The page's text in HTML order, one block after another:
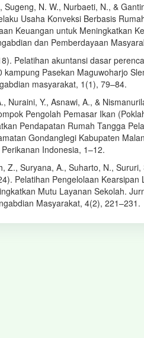
Sugeng, N. W., Nurbaeti, N., &
Usaha Konveksi Berbasis
Keuangan untuk Meningkatkan
dan Pemberdayaan
Pelatihan akuntansi dasar
kampung Pasekan Maguwoharjo
masyarakat, 1(1), 79–84.
Nuraini, Y., Asnawi, A., &
Pengolah Pemasar Ikan
Pendapatan Rumah Tangga
Gondanglegi Kabupaten
Indonesia, 1–12.
Z., Suryana, A., Suharto, N.,
Pelatihan Pengelolaan Kearsipan
Mutu Layanan Sekolah.
Masyarakat, 4(2), 221–231.